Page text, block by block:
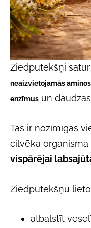
Ziedputekšņi satur
neaizvietojamās
enzīmus un
Tās ir nozīmīgas
cilvēka organisma
vispārējai
Ziedputekšņu
atbalstīt